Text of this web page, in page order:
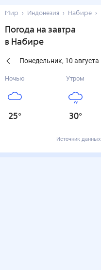
Мир Индонезия Набире
Погода на завтра
в Набире
Понедельник, 10 августа
Ночью
25°
Утром
30°
Источник данных